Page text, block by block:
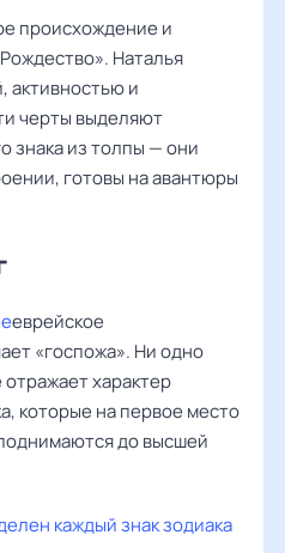
происхождение и
Наталья
активностью и
черты выделяют
знака из толпы — они
готовы на авантюры
еврейское
«госпожа». Ни одно
характер
которые на первое место
до высшей
каждый знак зодиака